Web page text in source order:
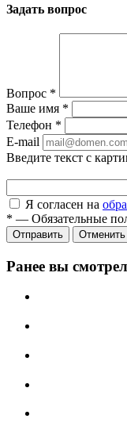
Задать вопрос
Вопрос *
Ваше имя *
Телефон *
E-mail
Введите текст с
Я согласен на
* — Обязательные
Отправить Отменить
Ранее вы